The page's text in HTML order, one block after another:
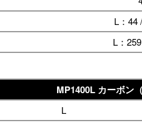
L：44
L：
MP1400L カーボン
L